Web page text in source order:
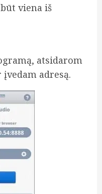
viena iš
atsidarom
adresą.